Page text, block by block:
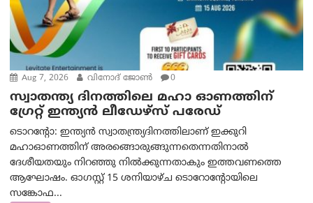
Aug 7, 2026 വിനോദ് ജോൺ 0
സ്വാതന്ത്യ ദിനത്തിലെ മഹാ ഓണത്തിന്
ഗ്രേറ്റ് ഇന്ത്യൻ ലീഡേഴ്സ് പരേഡ്
ടൊറന്റോ: ഇന്ത്യൻ സ്വാതന്ത്ര്യദിനത്തിലാണ് ഇക്കുറി
മഹാഓണത്തിന് അരങ്ങൊരുങ്ങുന്നതെന്നതിനാൽ
ദേശീയതയും നിറഞ്ഞു നിൽക്കുന്നതാകും ഇത്തവണത്തെ
ആഘോഷം. ഓഗസ്റ്റ് 15 ശനിയാഴ്ച ടൊറോന്റോയിലെ
സങ്കോഫ...